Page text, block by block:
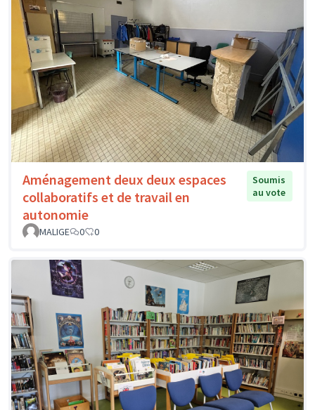
Aménagement deux deux espaces
collaboratifs et de travail en
autonomie
Soumis
au vote
MALIGE 0 0